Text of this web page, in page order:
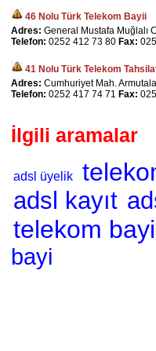
46 Nolu Türk Telekom Bayii
Adres: General Mustafa Muğlalı
Telefon: 0252 412 73 80 Fax:
41 Nolu Türk Telekom
Adres: Cumhuriyet Mah.
Telefon: 0252 417 74 71 Fax:
İlgili aramalar
adsl üyelik
adsl kayıt
telekom
bayi